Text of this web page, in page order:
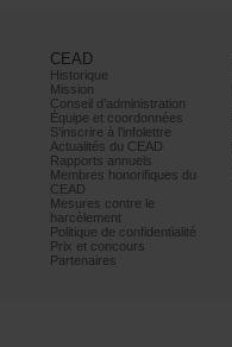
CEAD
Historique
Mission
Conseild’administration
Équipeetcoordonnées
S’inscrireàl’infolettre
ActualitésduCEAD
Rapportsannuels
Membreshonorifiquesdu
CEAD
Mesurescontrele
harcèlement
Politiquedeconfidentialité
Prixetconcours
Partenaires